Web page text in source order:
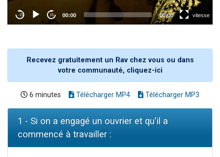
Recevez gratuitement un Rav chez vous ou dans
votre communauté, cliquez-ici
6 minutes Télécharger MP4 Télécharger MP3
1 - Si on a engagé un ouvrier et qu'il a
commencé à travailler :